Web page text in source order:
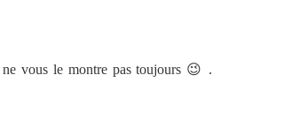
vous le montre pas toujours 😉 .